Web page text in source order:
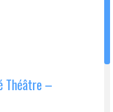
Théâtre –